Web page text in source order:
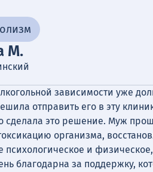
М.
зависимости уже
отправить его в эту
сделала это решение. Муж
организма,
психологическое и
благодарна за поддержку,